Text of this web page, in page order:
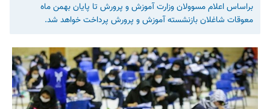
براساس اعلام مسوولان وزارت آموزش و پرورش تا پایان بهمن ماه
معوقات شاغلان بازنشسته آموزش و پرورش پرداخت خواهد شد.